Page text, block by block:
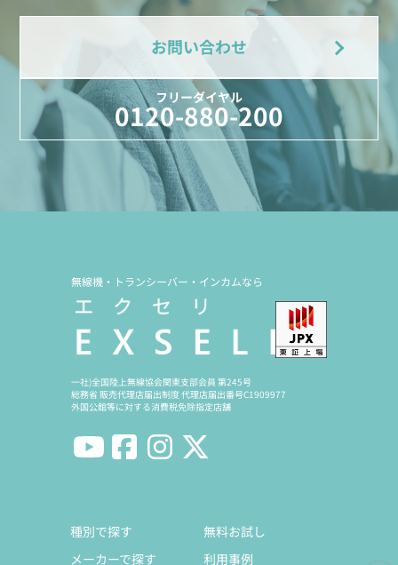
お問い合わせ
フリーダイヤル
0120-880-200
無線機・トランシーバー・インカムなら
一社)全国陸上無線協会関東支部会員 第245号
総務省 販売代理店届出制度 代理店届出番号C1909977
外国公館等に対する消費税免除指定店舗
種別で探す
メーカーで探す
無料お試し
利用事例